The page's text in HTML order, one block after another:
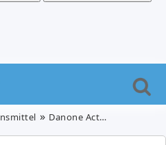
Danone Actimel sowie Activia Creme-Genuss Produkte gratis testen